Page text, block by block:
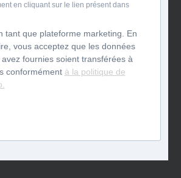
en cliquant sur le lien présent dans
tant que plateforme marketing. En
vous acceptez que les données
fournies soient transférées à
conformément à la politique de